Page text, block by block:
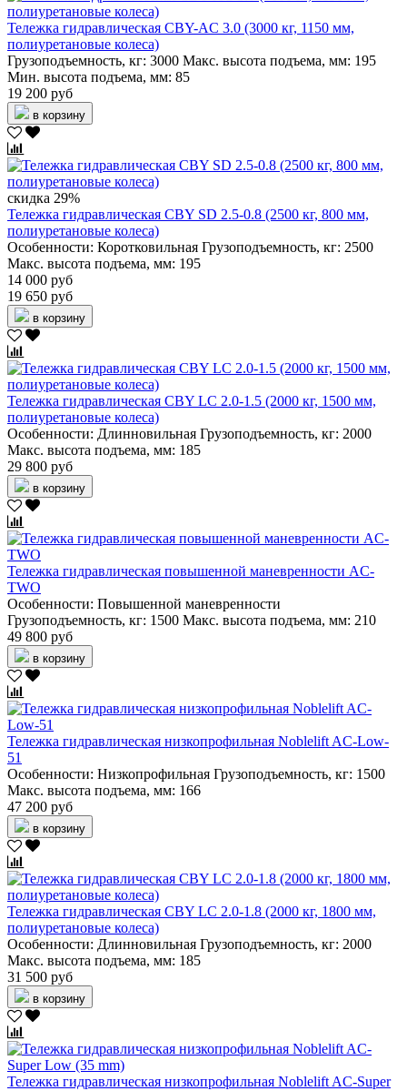
Тележка гидравлическая CBY-AC 3.0 (3000 кг, 1150 мм,
полиуретановые колеса)
Грузоподъемность, кг: 3000 Макс. высота подъема, мм: 195
Мин. высота подъема, мм: 85
19 200 руб
в корзину
скидка 29%
Тележка гидравлическая CBY SD 2.5-0.8 (2500 кг, 800 мм,
полиуретановые колеса)
Особенности: Коротковильная Грузоподъемность, кг: 2500
Макс. высота подъема, мм: 195
14 000 руб
19 650 руб
в корзину
Тележка гидравлическая CBY LC 2.0-1.5 (2000 кг, 1500 мм,
полиуретановые колеса)
Особенности: Длинновильная Грузоподъемность, кг: 2000
Макс. высота подъема, мм: 185
29 800 руб
в корзину
Тележка гидравлическая повышенной маневренности AC-
TWO
Особенности: Повышенной маневренности
Грузоподъемность, кг: 1500 Макс. высота подъема, мм: 210
49 800 руб
в корзину
Тележка гидравлическая низкопрофильная Noblelift AC-Low-
51
Особенности: Низкопрофильная Грузоподъемность, кг: 1500
Макс. высота подъема, мм: 166
47 200 руб
в корзину
Тележка гидравлическая CBY LC 2.0-1.8 (2000 кг, 1800 мм,
полиуретановые колеса)
Особенности: Длинновильная Грузоподъемность, кг: 2000
Макс. высота подъема, мм: 185
31 500 руб
в корзину
Тележка гидравлическая низкопрофильная Noblelift AC-Super